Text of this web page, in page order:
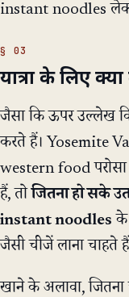
instant noodles
यात्रा के लिए
जैसा कि ऊपर उल्लेख
करते हैं। Yosemite
western food परोसा
हैं, तोजितना हो सके
instant noodles के
जैसी चीजें लाना चाहते
खाने के अलावा, जितना